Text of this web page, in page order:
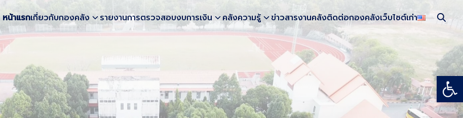
หน้าแรกเกี่ยวกับกองคลัง รายงานการตรวจสอบงบการเงิน คลังความรู้ ข่าวสารงานคลังติดต่อกองคลังเว็บไซต์เก่า
Search
for: